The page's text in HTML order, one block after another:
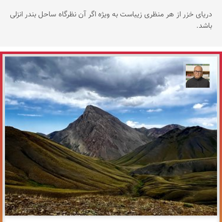
دریای خزر از هر منظری زیباست به ویژه اگر آن نظرگاه ساحل بندر انزلی
باشد.
مازیار ذاکری